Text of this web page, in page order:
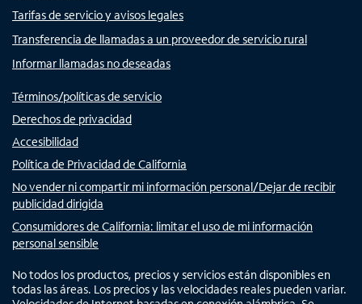
Tarifas de servicio y avisos legales
Transferencia de llamadas a un proveedor de servicio rural
Informar llamadas no deseadas
Términos/políticas de servicio
Derechos de privacidad
Accesibilidad
Política de Privacidad de California
No vender ni compartir mi información personal/Dejar de recibir
publicidad dirigida
Consumidores de California: limitar el uso de mi información
personal sensible
No todos los productos, precios y servicios están disponibles en
todas las áreas. Los precios y las velocidades reales pueden variar.